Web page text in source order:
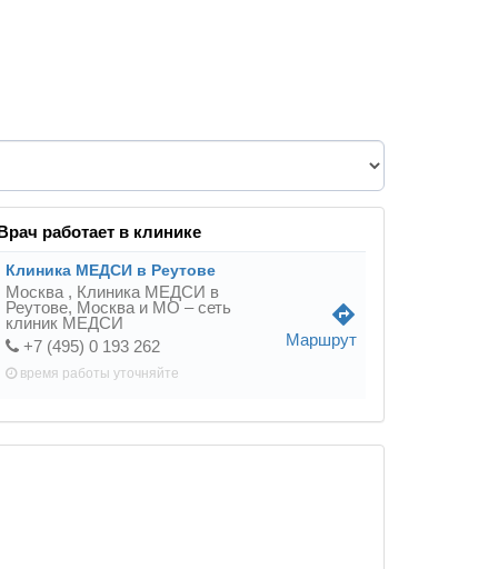
работает в клинике
Клиника МЕДСИ в Реутове
Москва , Клиника МЕДСИ в
Реутове, Москва и МО – сеть
клиник МЕДСИ
+7 (495) 0 193 262
время работы уточняйте
directions
Маршрут